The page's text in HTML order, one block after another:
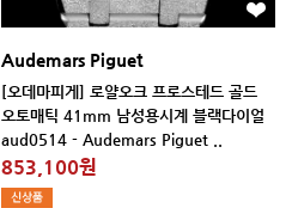
Audemars Piguet
aud0514 - Audemars Piguet ..
853,100원